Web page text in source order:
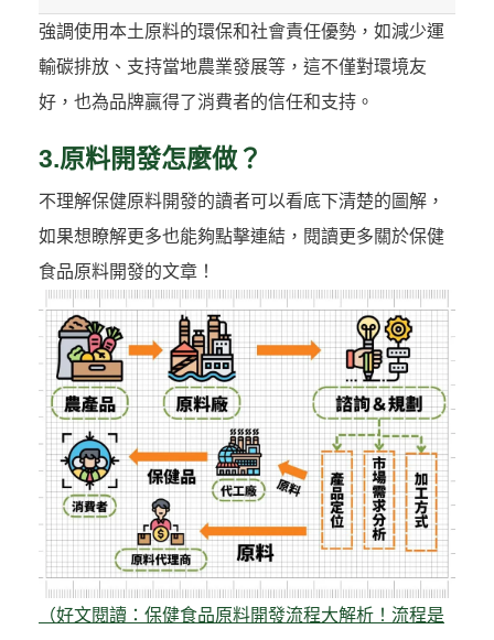
強調使用本土原料的環保和社會責任優勢，如減少運
輸碳排放、支持當地農業發展等，這不僅對環境友
好，也為品牌贏得了消費者的信任和支持。
3.原料開發怎麼做？
不理解保健原料開發的讀者可以看底下清楚的圖解，
如果想瞭解更多也能夠點擊連結，閱讀更多關於保健
食品原料開發的文章！
（好文閱讀：保健食品原料開發流程大解析！流程是